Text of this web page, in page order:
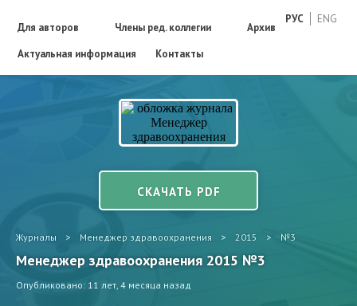
РУС ENG
Для авторов Члены ред. коллегии
Архив
Актуальная информация
Контакты
СКАЧАТЬ PDF
Журналы > Менеджер здравоохранения > 2015 > №3
Менеджер здравоохранения 2015 №3
Опубликовано: 11 лет, 4 месяца назад